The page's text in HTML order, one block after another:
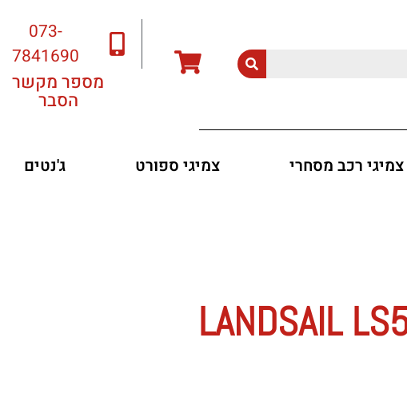
073-
7841690
מספר מקשר
הסבר
צמיגי רכב מסחרי צמיגי ספורט ג'נטים
LANDSAIL